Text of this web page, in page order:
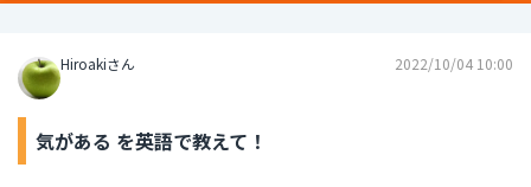
Hiroakiさん 2022/10/04 10:00
気がある を英語で教えて！